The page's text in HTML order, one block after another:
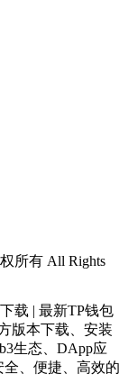
所有 All Rights
载 | 最新TP钱包
版本下载、安装
生态、DApp应
、便捷、高效的